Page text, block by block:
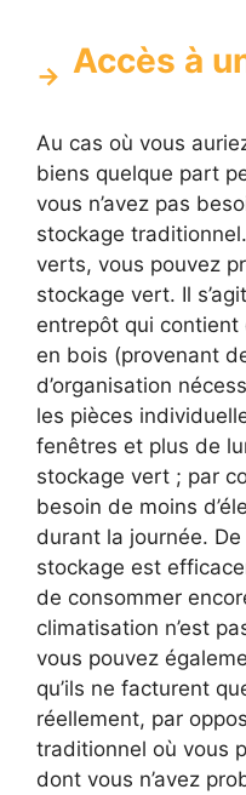
Accès à
Au cas où vous
biens quelque part
vous n’avez pas
stockage
verts, vous pouvez
stockage vert. Il
entrepôt qui
en bois (provenant
d’organisation
les pièces
fenêtres et plus de
stockage vert ; par
besoin de moins
durant la journée.
stockage est
de consommer
climatisation n’est
vous pouvez
qu’ils ne facturent
réellement, par
traditionnel où vous
dont vous n’avez